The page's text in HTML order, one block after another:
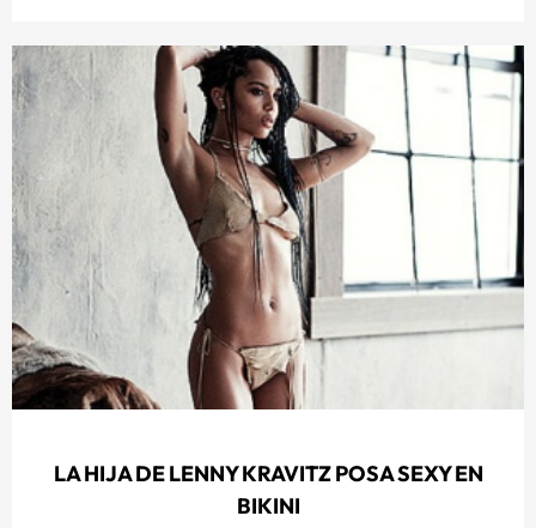
LA HIJA DE LENNY KRAVITZ POSA SEXY EN
BIKINI